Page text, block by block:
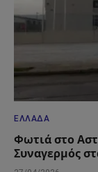
ΕΛΛΆΔΑ
Φωτιά στο
Συναγερμός